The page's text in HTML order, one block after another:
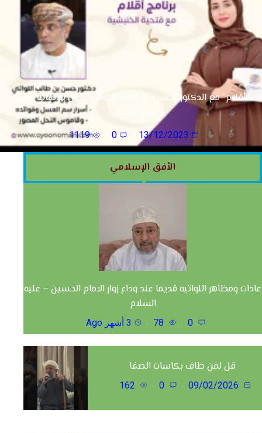
“أقلام” مع الدكتور “حسن بن طالب اللواتي” حول مؤلفاته “أسرار
سم العسل…
13/12/2023
0
1119
الأفق الإسلامي
عادات ومظاهر اللواتيه قديما عند وداع زوار الامام الحسين – عليه
السلام
3 أشهر Ago
قل لمن طاف بكاسات الصفا